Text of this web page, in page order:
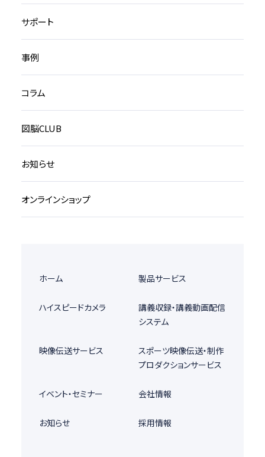
サポート
事例
コラム
図脳CLUB
お知らせ
オンラインショップ
ホーム 製品サービス
ハイスピードカメラ
講義収録・講義動画配信
システム
映像伝送サービス
スポーツ映像伝送・制作
プロダクションサービス
イベント・セミナー 会社情報
お知らせ 採用情報